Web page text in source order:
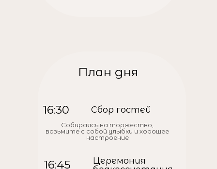
16:30
16:45
Сбор гостей
Церемония
Собираясь на торжество,
возьмите с собой улыбки и хорошее
настроение
План дня